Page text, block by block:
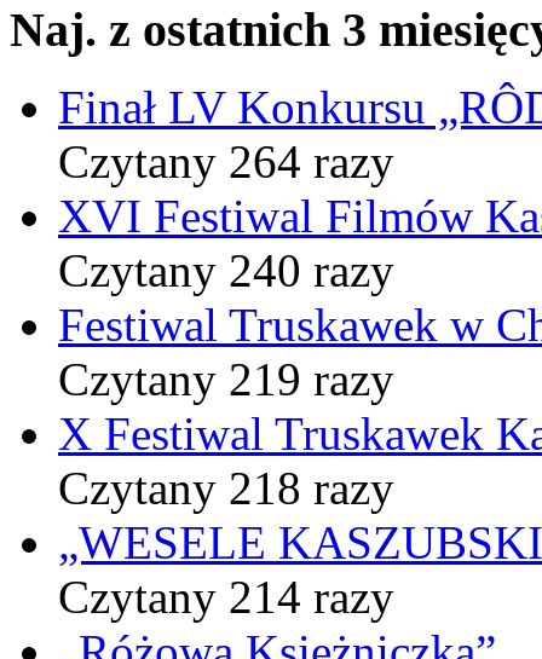
Naj. z ostatnich 3
Finał LV Konkursu
Czytany 264 razy
XVI Festiwal Filmów
Czytany 240 razy
Festiwal Truskawek w
Czytany 219 razy
X Festiwal Truskawek
Czytany 218 razy
„WESELE
Czytany 214 razy